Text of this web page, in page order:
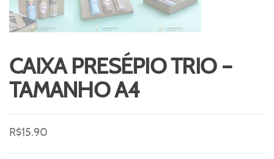
CAIXA PRESÉPIO TRIO –
TAMANHO A4
R$15.90